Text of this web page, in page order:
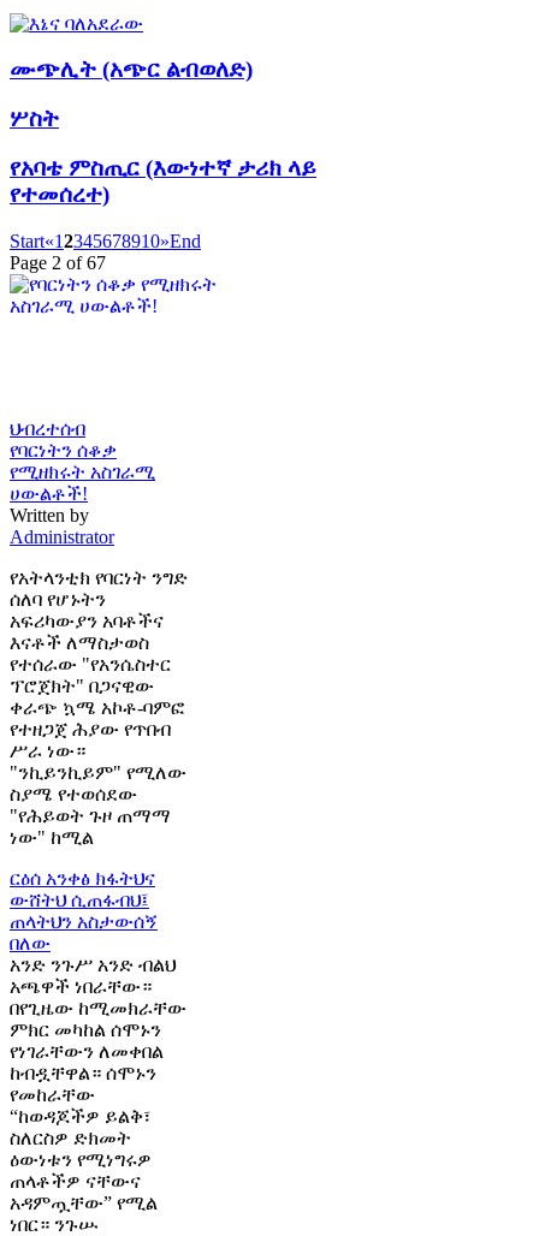
ሙጭሊት (አጭር ልብወለድ)
ሦስት
የአባቴ ምስጢር (እውነተኛ ታሪክ ላይ
የተመሰረተ)
Start«12345678910»End
Page 2 of 67
ህብረተሰብ
የባርነትን ሰቆቃ
የሚዘክሩት አስገራሚ
ሀውልቶች!
Written by
Administrator
የአትላንቲክ የባርነት ንግድ
ሰለባ የሆኑትን
አፍሪካውያን አባቶችና
እናቶች ለማስታወስ
የተሰራው "የአንሴስተር
ፕሮጀክት" በጋናዊው
ቀራጭ ኳሜ አኮቶ-ባምፎ
የተዘጋጀ ሕያው የጥበብ
ሥራ ነው።
"ንኪይንኪይም" የሚለው
ስያሜ የተወሰደው
"የሕይወት ጉዞ ጠማማ
ነው" ከሚል
ርዕሰ አንቀፅ ክፋትህና
ውሸትህ ሲጠፋብህ፤
ጠላትህን አስታውሰኝ
በለው
አንድ ንጉሥ አንድ ብልህ
አጫዋች ነበራቸው።
በየጊዜው ከሚመክራቸው
ምክር መካከል ሰሞኑን
የነገራቸውን ለመቀበል
ከብዷቸዋል። ሰሞኑን
የመከራቸው
“ከወዳጆችዎ ይልቅ፣
ስለርስዎ ድክመት
ዕውነቱን የሚነግሩዎ
ጠላቶችዎ ናቸውና
አዳምጧቸው” የሚል
ነበር። ንጉሡ